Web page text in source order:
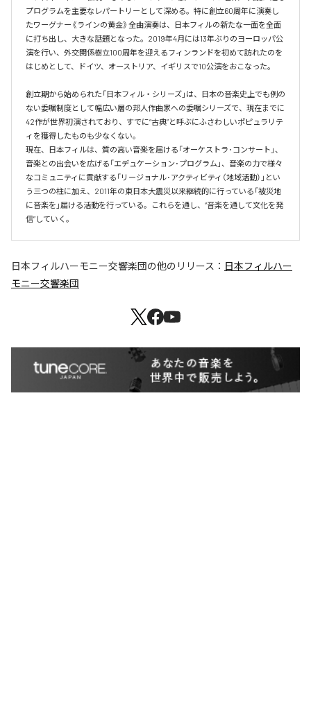
プログラムを主要なレパートリーとして深める。特に創立60周年に演奏し
たワーグナー《ラインの黄金》全曲演奏は、日本フィルの新たな一面を全面
に打ち出し、大きな話題となった。2019年4月には13年ぶりのヨーロッパ公
演を行い、外交関係樹立100周年を迎えるフィンランドを初めて訪れたのを
はじめとして、ドイツ、オーストリア、イギリスで10公演をおこなった。
創立期から始められた「日本フィル・シリーズ」は、日本の音楽史上でも例の
ない委嘱制度として幅広い層の邦人作曲家への委嘱シリーズで、現在までに
42作が世界初演されており、すでに“古典”と呼ぶにふさわしいポピュラリテ
ィを獲得したものも少なくない。
現在、日本フィルは、質の高い音楽を届ける「オーケストラ･コンサート」、
音楽との出会いを広げる「エデュケーション･プログラム」、音楽の力で様々
なコミュニティに貢献する「リージョナル･アクティビティ（地域活動）」とい
う三つの柱に加え、2011年の東日本大震災以来継続的に行っている「被災地
に音楽を」届ける活動を行っている。これらを通し、“音楽を通して文化を発
信”していく。
日本フィルハーモニー交響楽団の他のリリース： 日本フィルハー
モニー交響楽団